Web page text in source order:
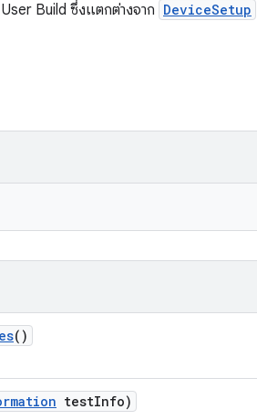
Build ซึ่งแตกต่างจาก DeviceSetup
()
testInfo)